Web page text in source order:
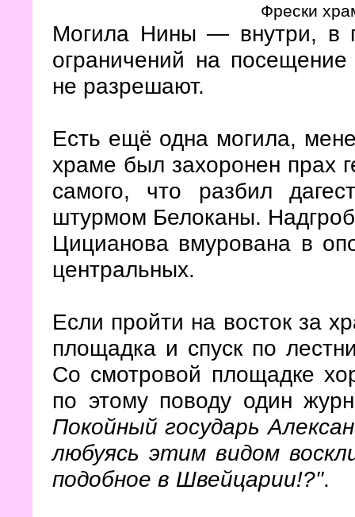
Фрески
Могила Нины — внутри, в
ограничений на
не разрешают.
Есть ещё одна могила,
храме был захоронен прах
самого, что разбил
штурмом Белоканы.
Цицианова вмурована в
центральных.
Если пройти на восток за
площадка и спуск по
Со смотровой площадке
по этому поводу один
Покойный государь
любуясь этим видом
подобное в Швейцарии!?".